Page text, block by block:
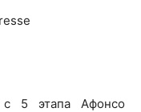
с 5 этапа Афонсо